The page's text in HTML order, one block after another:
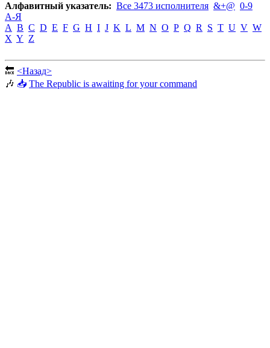
Алфавитный указатель: Все 3473 исполнителя &+@ 0-9
А-Я
A B C D E F G H I J K L M N O P Q R S T U V W
X Y Z
🔙 <Назад>
🎶 📥 The Republic is awaiting for your command